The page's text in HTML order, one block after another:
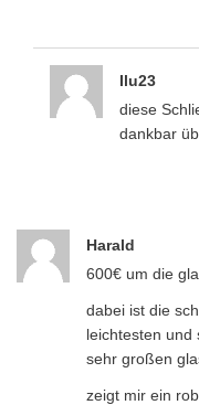
Ilu23
diese
dankbar
Harald
600€ um die
dabei ist die
leichtesten und
sehr großen
zeigt mir ein